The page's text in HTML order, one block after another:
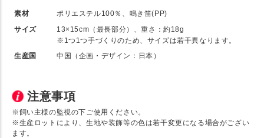
素材
ポリエステル100％、鳴き笛(PP)
サイズ
13×15cm（最長部分）、重さ：約18g
※1つ1つ手づくりのため、サイズは若干異なります。
生産国
中国（企画・デザイン：日本）
注意事項
※飼い主様の監視の下ご使用ください。
※生産ロットにより、生地や装飾等の色は若干変更になる場合がござい
ます。